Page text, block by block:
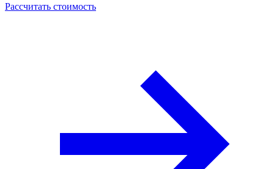
Рассчитать стоимость